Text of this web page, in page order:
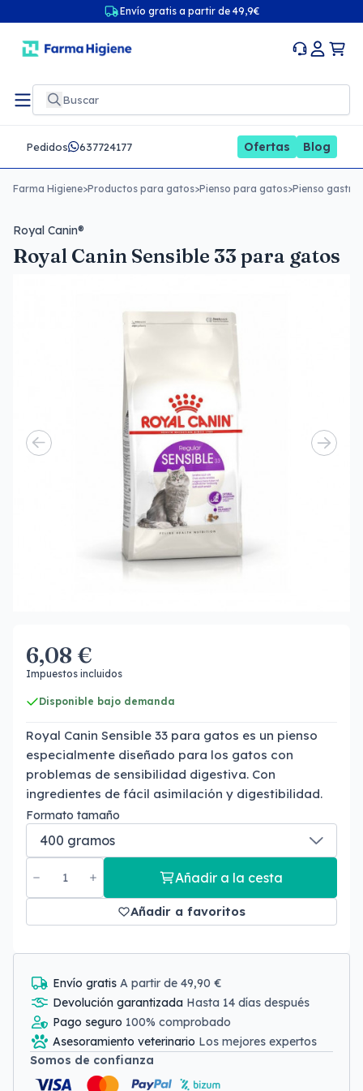
Envío gratis a partir de 49,9€
Pedidos 637724177 Ofertas Blog
Farma Higiene>Productos para gatos>Pienso para gatos>Pienso
Royal Canin®
Royal Canin Sensible 33 para gatos
6,08 €
Impuestos incluidos
Disponible bajo demanda
Royal Canin Sensible 33 para gatos es un pienso
especialmente diseñado para los gatos con
problemas de sensibilidad digestiva. Con
ingredientes de fácil asimilación y digestibilidad.
Formato tamaño
Añadir a la cesta
Añadir a favoritos
Envío gratis A partir de 49,90 €
Devolución garantizada Hasta 14 días después
Pago seguro 100% comprobado
Asesoramiento veterinario Los mejores expertos
Somos de confianza